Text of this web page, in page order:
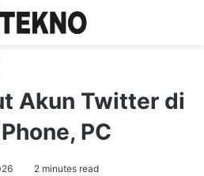
Akun Twitter di
PC
2 minutes read